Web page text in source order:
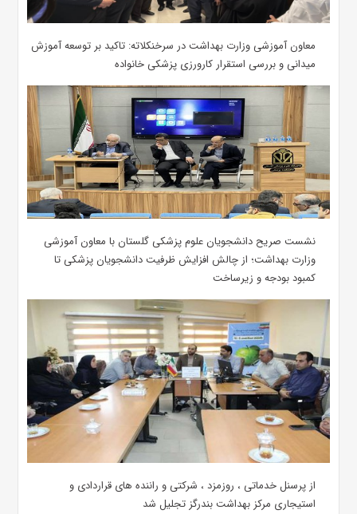
معاون آموزشی وزارت بهداشت در سرخنکلاته: تاکید بر توسعه آموزش
میدانی و بررسی استقرار کارورزی پزشکی ‌خانواده
نشست صریح دانشجویان علوم پزشکی گلستان با معاون آموزشی
وزارت بهداشت؛ از چالش افزایش ظرفیت دانشجویان ‌پزشکی تا
کمبود بودجه و زیرساخت
از پرسنل خدماتی ، روزمزد ، شرکتی و راننده های قراردادی و
استیجاری مرکز بهداشت بندرگز تجلیل شد